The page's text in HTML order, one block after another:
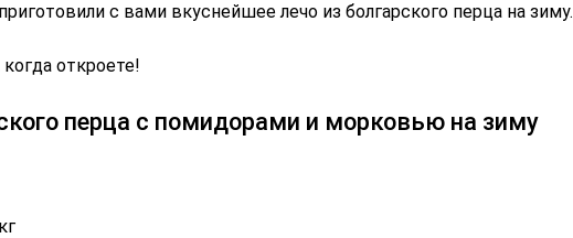
с вами вкуснейшее лечо из болгарского перца на зиму.
откроете!
перца с помидорами и морковью на зиму